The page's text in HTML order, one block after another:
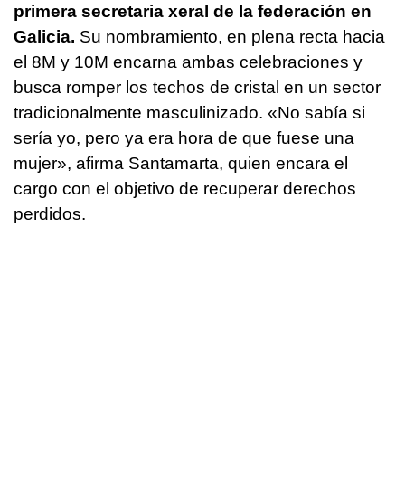
primera secretaria xeral de la federación en
Galicia. Su nombramiento, en plena recta hacia
el 8M y 10M encarna ambas celebraciones y
busca romper los techos de cristal en un sector
tradicionalmente masculinizado. «No sabía si
sería yo, pero ya era hora de que fuese una
mujer», afirma Santamarta, quien encara el
cargo con el objetivo de recuperar derechos
perdidos.